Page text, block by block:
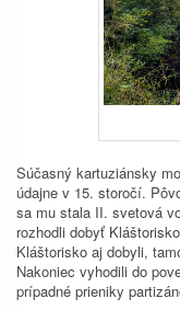
Súčasný kartuziánsky
údajne v 15. storočí.
sa mu stala II. svetová
rozhodli dobyť
Kláštorisko aj dobyli,
Nakoniec vyhodili do
prípadné prieniky